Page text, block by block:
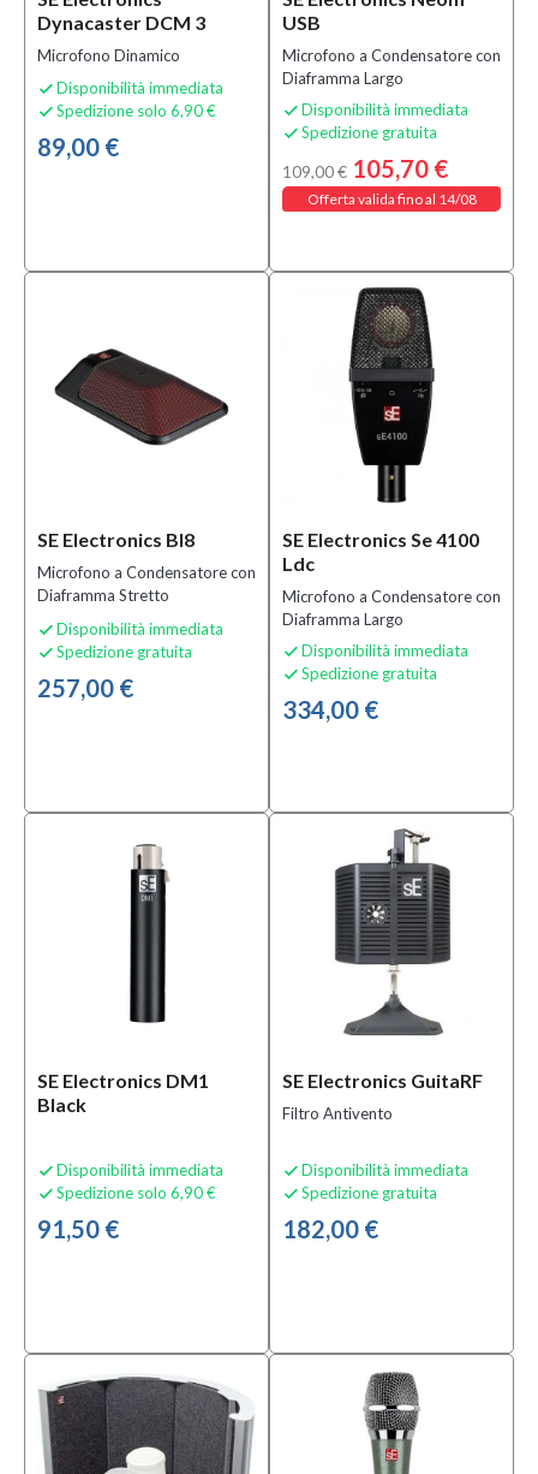
Dynacaster DCM 3
Microfono Dinamico
 Disponibilità immediata
 Spedizione solo 6,90 €
89,00 €
USB
Microfono a Condensatore con
Diaframma Largo
 Disponibilità immediata
 Spedizione gratuita
109,00 € 105,70 €
Offerta valida fino al 14/08
SE Electronics Bl8
Microfono a Condensatore con
Diaframma Stretto
 Disponibilità immediata
 Spedizione gratuita
257,00 €
SE Electronics Se 4100
Ldc
Microfono a Condensatore con
Diaframma Largo
 Disponibilità immediata
 Spedizione gratuita
334,00 €
SE Electronics DM1
Black
 Disponibilità immediata
 Spedizione solo 6,90 €
91,50 €
SE Electronics GuitaRF
Filtro Antivento
 Disponibilità immediata
 Spedizione gratuita
182,00 €